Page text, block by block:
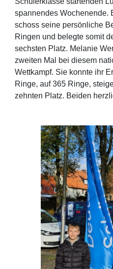
spannendes Wochenende.
schoss seine persönliche
Ringen und belegte somit
sechsten Platz. Melanie
zweiten Mal bei diesem
Wettkampf. Sie konnte ihr
Ringe, auf 365 Ringe,
zehnten Platz. Beiden